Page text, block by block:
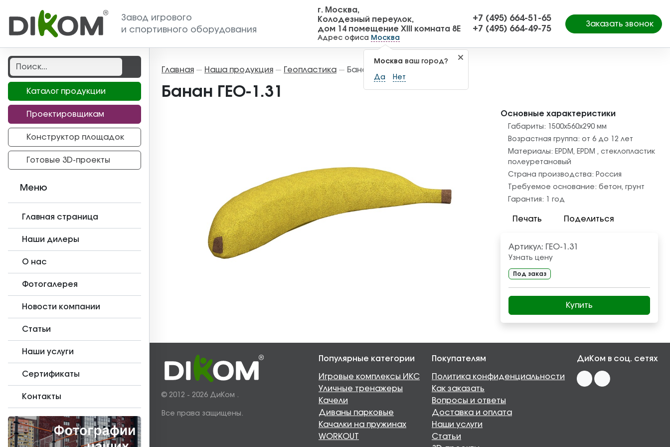
Завод игрового
и спортивного оборудования
г. Москва,
Колодезный переулок,
дом 14 помещение XIII комната 8Е
Адрес офиса Москва
Москва ваш город?
Да Нет
+7 (495) 664-51-65
+7 (495) 664-49-75
Заказать звонок
Каталог продукции
Проектировщикам
Конструктор площадок
Готовые 3D-проекты
Меню
Главная страница
Наши дилеры
О нас
Фотогалерея
Новости компании
Статьи
Наши услуги
Сертификаты
Контакты
Главная — Наша продукция — Геопластика — Банан ГЕО-1.31
Банан ГЕО-1.31
Основные характеристики
Габариты: 1500х560х290 мм
Возрастная группа: от 6 до 12 лет
Материалы: EPDM, EPDM , стеклопластик
полеуретановый
Страна производства: Россия
Требуемое основание: бетон, грунт
Гарантия:
1 год
Печать Поделиться
Артикул: ГЕО-1.31
Узнать цену
Под заказ
Купить
© 2012 - 2026 ДиКом .
Все права защищены.
Популярные категории
Игровые комплексы ИКС
Уличные тренажеры
Качели
Диваны парковые
Качалки на пружинах
WORKOUT
Покупателям
Политика конфиденциальности
Как заказать
Вопросы и ответы
Доставка и оплата
Наши услуги
Статьи
ДиКом в соц. сетях